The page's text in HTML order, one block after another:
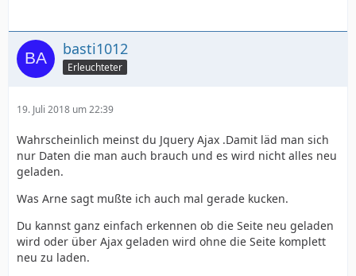
basti1012
Erleuchteter
19. Juli 2018 um 22:39
Wahrscheinlich meinst du Jquery Ajax .Damit läd man sich
nur Daten die man auch brauch und es wird nicht alles neu
geladen.
Was Arne sagt mußte ich auch mal gerade kucken.
Du kannst ganz einfach erkennen ob die Seite neu geladen
wird oder über Ajax geladen wird ohne die Seite komplett
neu zu laden.